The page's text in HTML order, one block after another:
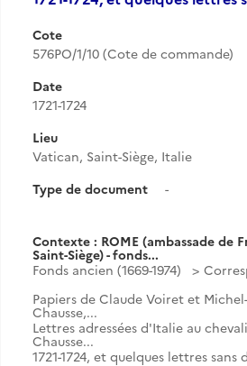
Cote
576PO/1/10 (Cote de commande)
Date
1721-1724
Lieu
Vatican, Saint-Siège, Italie
Type de document
-
Contexte : ROME (ambassade de
Saint-Siège) - fonds...
Fonds ancien (1669-1974)
Papiers de Claude Voiret et
Chausse,...
Lettres adressées d'Italie au
Chausse...
1721-1724, et quelques lettres sans